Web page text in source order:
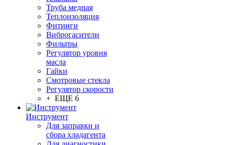
Труба медная
Теплоизоляция
Фитинги
Виброгасители
Фильтры
Регулятор уровня
масла
Гайки
Смотровые стекла
Регулятор скорости
+ ЕЩЕ 6
Инструмент
Для заправки и
сбора хладагента